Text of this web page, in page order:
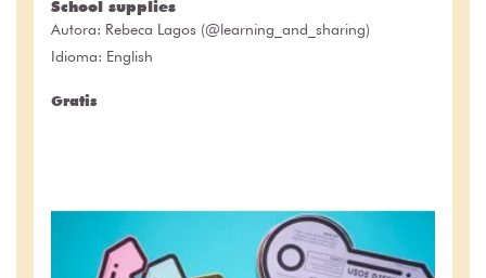
School supplies
Autora: Rebeca Lagos (@learning_and_sharing)
Idioma: English
Gratis